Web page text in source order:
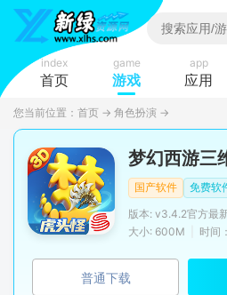
index
首页
game
游戏
app
应用
您当前位置： 首页 → 角色扮演 →
梦幻西游三
国产软件 免费软
版本: v3.4.2官方最
大小: 600M
时间：
普通下载